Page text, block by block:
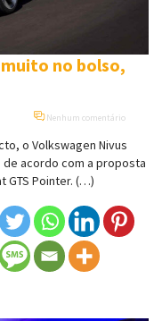
muito no bolso,
Nenhum comentário
o Volkswagen Nivus
acordo com a proposta
GTS Pointer. (…)